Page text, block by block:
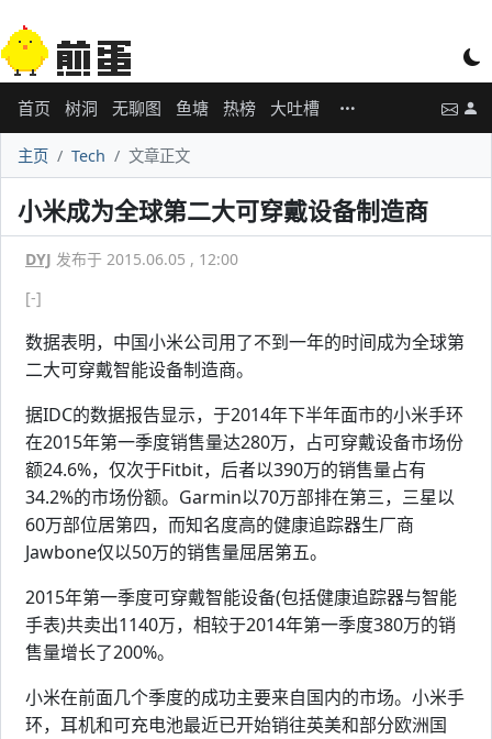
首页 树洞 无聊图 鱼塘 热榜 大吐槽
主页 Tech 文章正文
小米成为全球第二大可穿戴设备制造商
DYJ 发布于 2015.06.05 , 12:00
[-]
数据表明，中国小米公司用了不到一年的时间成为全球第
二大可穿戴智能设备制造商。
据IDC的数据报告显示，于2014年下半年面市的小米手环
在2015年第一季度销售量达280万，占可穿戴设备市场份
额24.6%，仅次于Fitbit，后者以390万的销售量占有
34.2%的市场份额。Garmin以70万部排在第三，三星以
60万部位居第四，而知名度高的健康追踪器生厂商
Jawbone仅以50万的销售量屈居第五。
2015年第一季度可穿戴智能设备(包括健康追踪器与智能
手表)共卖出1140万，相较于2014年第一季度380万的销
售量增长了200%。
小米在前面几个季度的成功主要来自国内的市场。小米手
环，耳机和可充电池最近已开始销往英美和部分欧洲国